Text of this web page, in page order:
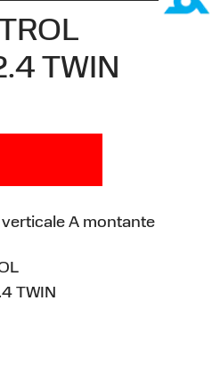
TWIN
A montante
TWIN